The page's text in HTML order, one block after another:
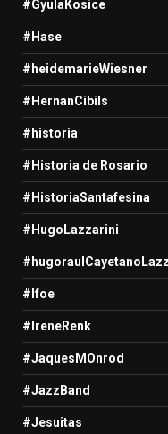
#GyulaKosice
#Hase
#heidemarieWiesner
#HernanCibils
#historia
#Historia de Rosario
#HistoriaSantafesina
#HugoLazzarini
#Ifoe
#IreneRenk
#JaquesMOnrod
#JazzBand
#Jesuitas